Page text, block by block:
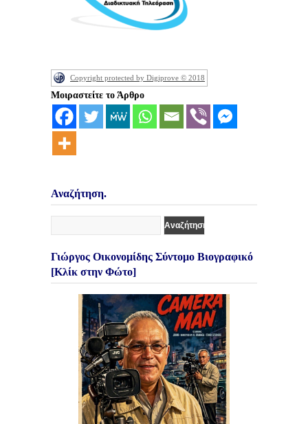
Copyright protected by Digiprove © 2018
Μοιραστείτε το Άρθρο
Αναζήτηση.
Γιώργος Οικονομίδης Σύντομο Βιογραφικό
[Κλίκ στην Φώτο]